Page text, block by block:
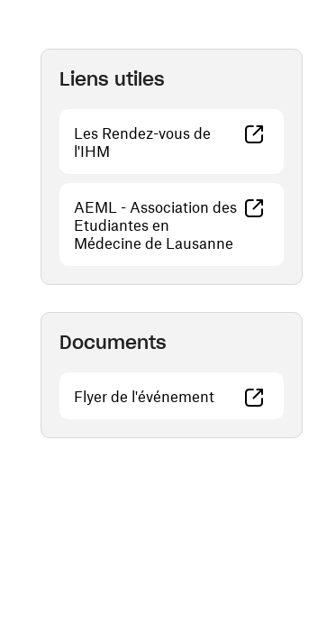
Liens utiles
Les Rendez-vous de
l'IHM
AEML - Association des
Etudiantes en
Médecine de Lausanne
Documents
Flyer de l'événement(ouvre une